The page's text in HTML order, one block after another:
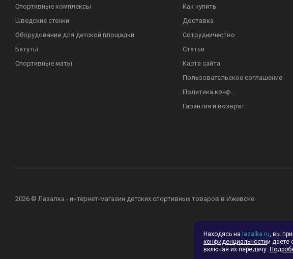
Спортивные комплексы
Шведские стенки
Оборудование для детской площадки
Батуты
Спортивные маты
Как купить
Доставка
Сотрудничество
Статьи
Карта сайта
Пользовательское соглашение
Политика конф.
Гарантия и возврат
2026 © Лазалка - интернет-магазин детских спортивных товаров в Ижевске
Находясь на lazalka.ru, вы
конфиденциальностии даете
включая их передачу.